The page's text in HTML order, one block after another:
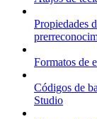
Propiedades
Formatos de
Códigos de
Studio